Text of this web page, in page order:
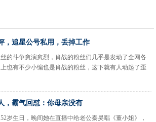
，追星公号私用，丢掉工作
的斗争愈演愈烈，肖战的粉丝们几乎是发动了全网各
也有不少小编也是肖战的粉丝，这下就有人动起了歪
，霸气回怼：你母亲没有
岁生日，晚间她在直播中给老公秦昊唱《董小姐》，